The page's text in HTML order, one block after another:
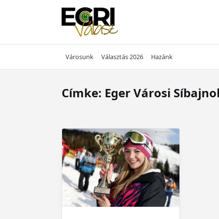
Városunk Választás 2026 Hazánk
Címke: Eger Városi